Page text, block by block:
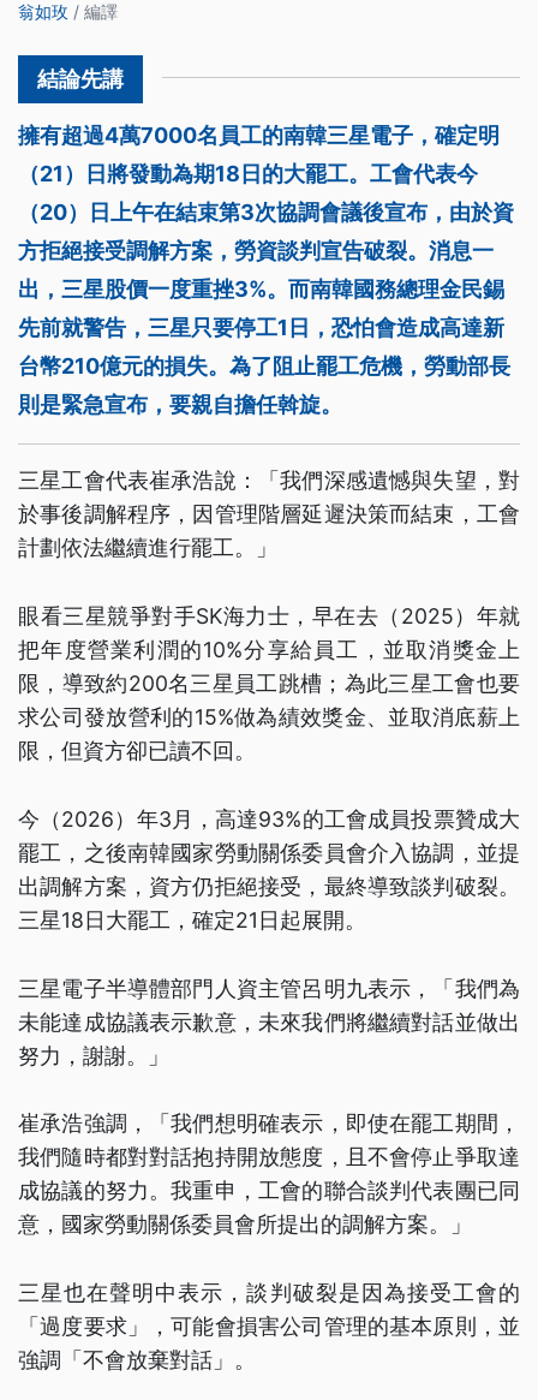
翁如玫 / 編譯
擁有超過4萬7000名員工的南韓三星電子，確定明
（21）日將發動為期18日的大罷工。工會代表今
（20）日上午在結束第3次協調會議後宣布，由於資
方拒絕接受調解方案，勞資談判宣告破裂。消息一
出，三星股價一度重挫3%。而南韓國務總理金民錫
先前就警告，三星只要停工1日，恐怕會造成高達新
台幣210億元的損失。為了阻止罷工危機，勞動部長
則是緊急宣布，要親自擔任斡旋。
三星工會代表崔承浩說：「我們深感遺憾與失望，對
於事後調解程序，因管理階層延遲決策而結束，工會
計劃依法繼續進行罷工。」
眼看三星競爭對手SK海力士，早在去（2025）年就
把年度營業利潤的10%分享給員工，並取消獎金上
限，導致約200名三星員工跳槽；為此三星工會也要
求公司發放營利的15%做為績效獎金、並取消底薪上
限，但資方卻已讀不回。
今（2026）年3月，高達93%的工會成員投票贊成大
罷工，之後南韓國家勞動關係委員會介入協調，並提
出調解方案，資方仍拒絕接受，最終導致談判破裂。
三星18日大罷工，確定21日起展開。
三星電子半導體部門人資主管呂明九表示，「我們為
未能達成協議表示歉意，未來我們將繼續對話並做出
努力，謝謝。」
崔承浩強調，「我們想明確表示，即使在罷工期間，
我們隨時都對對話抱持開放態度，且不會停止爭取達
成協議的努力。我重申，工會的聯合談判代表團已同
意，國家勞動關係委員會所提出的調解方案。」
三星也在聲明中表示，談判破裂是因為接受工會的
「過度要求」，可能會損害公司管理的基本原則，並
強調「不會放棄對話」。